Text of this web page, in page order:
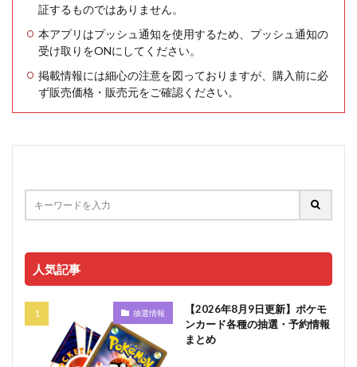
証するものではありません。
本アプリはプッシュ通知を使用するため、プッシュ通知の
受け取りをONにしてください。
掲載情報には細心の注意を図っておりますが、購入前に必
ず販売価格・販売元をご確認ください。
人気記事
抽選情報
【2026年8月9日更新】ポケモ
ンカード各種の抽選・予約情報
まとめ